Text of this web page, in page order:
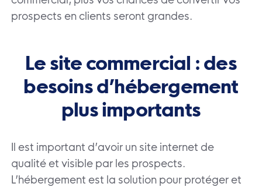
prospects en clients seront grandes.
Le site commercial : des
besoins d’hébergement
plus importants
Il est important d’avoir un site internet de
qualité et visible par les prospects.
L’hébergement est la solution pour protéger et